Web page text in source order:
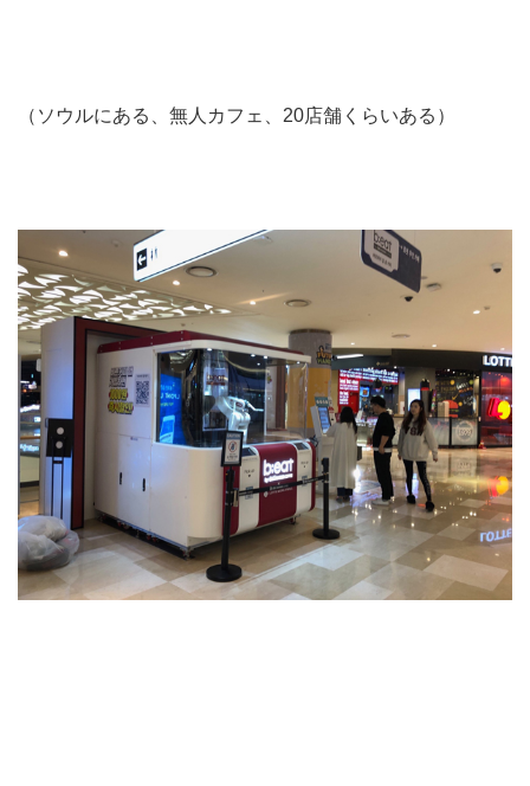
（ソウルにある、無人カフェ、20店舗くらいある）